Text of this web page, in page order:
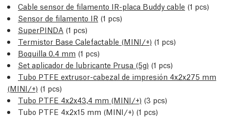
Cable sensor de filamento IR-placa Buddy cable (1 pcs)
Sensor de filamento IR (1 pcs)
SuperPINDA (1 pcs)
Termistor Base Calefactable (MINI/+) (1 pcs)
Boquilla 0.4 mm (1 pcs)
Set aplicador de lubricante Prusa (5g) (1 pcs)
Tubo PTFE extrusor-cabezal de impresión 4x2x275 mm
(MINI/+) (1 pcs)
Tubo PTFE 4x2x43,4 mm (MINI/+) (3 pcs)
Tubo PTFE 4x2x15 mm (MINI/+) (1 pcs)